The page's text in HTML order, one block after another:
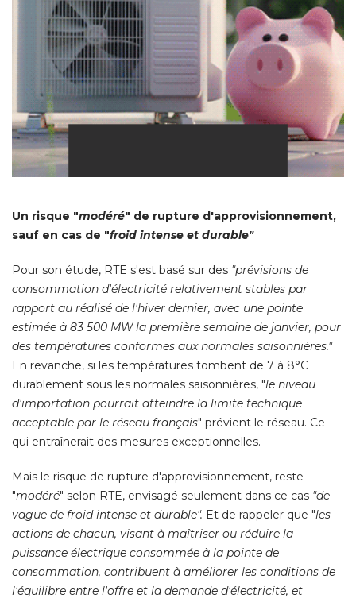
Un risque "modéré" de rupture d'approvisionnement,
sauf en cas de "froid intense et durable"
Pour son étude, RTE s'est basé sur des "prévisions de
consommation d'électricité relativement stables par
rapport au réalisé de l'hiver dernier, avec une pointe
estimée à 83 500 MW la première semaine de janvier, pour
des températures conformes aux normales saisonnières."
En revanche, si les températures tombent de 7 à 8°C
durablement sous les normales saisonnières, "le niveau
d'importation pourrait atteindre la limite technique
acceptable par le réseau français" prévient le réseau. Ce
qui entraînerait des mesures exceptionnelles.
Mais le risque de rupture d'approvisionnement, reste
"modéré" selon RTE, envisagé seulement dans ce cas "de
vague de froid intense et durable". Et de rappeler que "les
actions de chacun, visant à maîtriser ou réduire la
puissance électrique consommée à la pointe de
consommation, contribuent à améliorer les conditions de
l'équilibre entre l'offre et la demande d'électricité, et